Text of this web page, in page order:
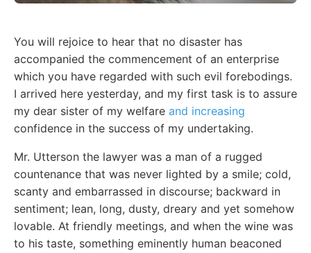
You will rejoice to hear that no disaster has
accompanied the commencement of an enterprise
which you have regarded with such evil forebodings.
I arrived here yesterday, and my first task is to assure
my dear sister of my welfare and increasing
confidence in the success of my undertaking.
Mr. Utterson the lawyer was a man of a rugged
countenance that was never lighted by a smile; cold,
scanty and embarrassed in discourse; backward in
sentiment; lean, long, dusty, dreary and yet somehow
lovable. At friendly meetings, and when the wine was
to his taste, something eminently human beaconed